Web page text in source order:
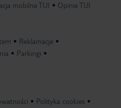
mobilna TUI Opinie TUI
Reklamacje
Parkingi
Polityka cookies